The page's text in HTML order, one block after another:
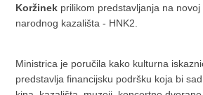
Koržinek prilikom predstavljanja na
narodnog kazališta - HNK2.
Ministrica je poručila kako kulturna
predstavlja financijsku podršku koja bi